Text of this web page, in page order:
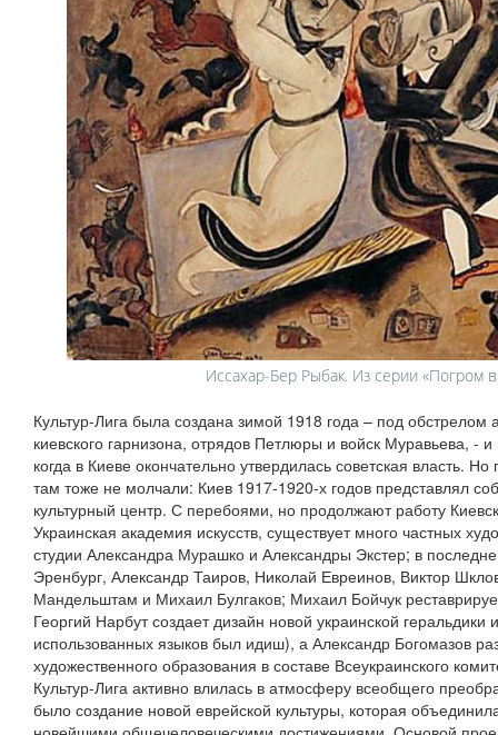
Иссахар-Бер Рыбак. Из серии «Погром
Культур-Лига была создана зимой 1918 года – под обстрелом
киевского гарнизона, отрядов Петлюры и войск Муравьева, -
когда в Киеве окончательно утвердилась советская власть.
там тоже не молчали: Киев 1917-1920-х годов представлял
культурный центр. С перебоями, но продолжают работу
Украинская академия искусств, существует много частных
студии Александра Мурашко и Александры Экстер; в
Эренбург, Александр Таиров, Николай Евреинов, Виктор
Мандельштам и Михаил Булгаков; Михаил Бойчук
Георгий Нарбут создает дизайн новой украинской
использованных языков был идиш), а Александр Богомазов
художественного образования в составе Всеукраинского
Культур-Лига активно влилась в атмосферу всеобщего
было создание новой еврейской культуры, которая